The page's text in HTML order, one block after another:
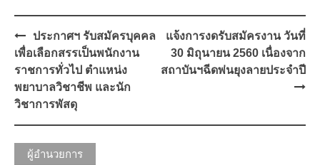
Post
navigation
ประกาศฯ รับสมัครบุคคล
เพื่อเลือกสรรเป็นพนักงาน
ราชการทั่วไป ตำแหน่ง
พยาบาลวิชาชีพ และนัก
วิชาการพัสดุ
แจ้งการงดรับสมัครงาน วันที่
30 มิถุนายน 2560 เนื่องจาก
สถาบันฯฉีดพ่นยุงลายประจำปี
ผู้อำนวยการ